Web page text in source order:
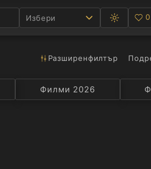
Избери
между
светла
0
Разширенфилтър
Селекция
Филми 2026